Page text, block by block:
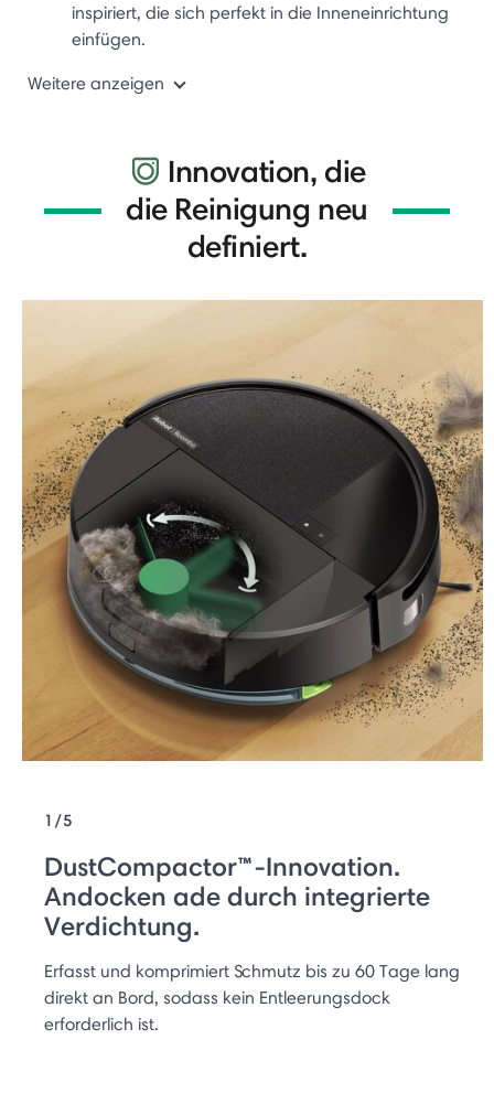
inspiriert, die sich perfekt in die Inneneinrichtung
einfügen.
Weitere anzeigen
Innovation, die
die Reinigung neu
definiert.
1/5
DustCompactor™-Innovation.
Andocken ade durch integrierte
Verdichtung.
Erfasst und komprimiert Schmutz bis zu 60 Tage lang
direkt an Bord, sodass kein Entleerungsdock
erforderlich ist.